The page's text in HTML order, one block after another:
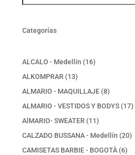
Categorías
ALCALO - Medellín 1616
ALKOMPRAR 1313
productos
ALMARIO - MAQUILLAJE 88
productos
ALMARIO - VESTIDOS Y BODYS 1717
AlMARIO- SWEATER 1111
productos
CALZADO BUSSANA - Medellín 2020
CAMISETAS BARBIE - BOGOTÀ 66